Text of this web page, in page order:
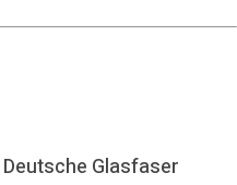
Glasfaser